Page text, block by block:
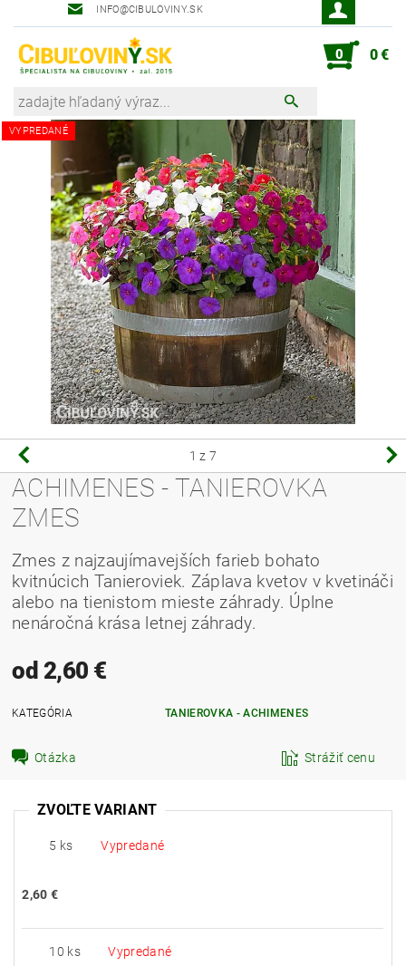
INFO@CIBULOVINY.SK
0 0 €
VYPREDANÉ
1 z 7
ACHIMENES - TANIEROVKA
ZMES
Zmes z najzaujímavejších farieb bohato
kvitnúcich Tanieroviek. Záplava kvetov v kvetináči
alebo na tienistom mieste záhrady. Úplne
nenáročná krása letnej záhrady.
od 2,60 €
KATEGÓRIA TANIEROVKA - ACHIMENES
Otázka Strážiť cenu
ZVOĽTE VARIANT
5 ks Vypredané
2,60 €
10 ks Vypredané
Robot zahradník Peter